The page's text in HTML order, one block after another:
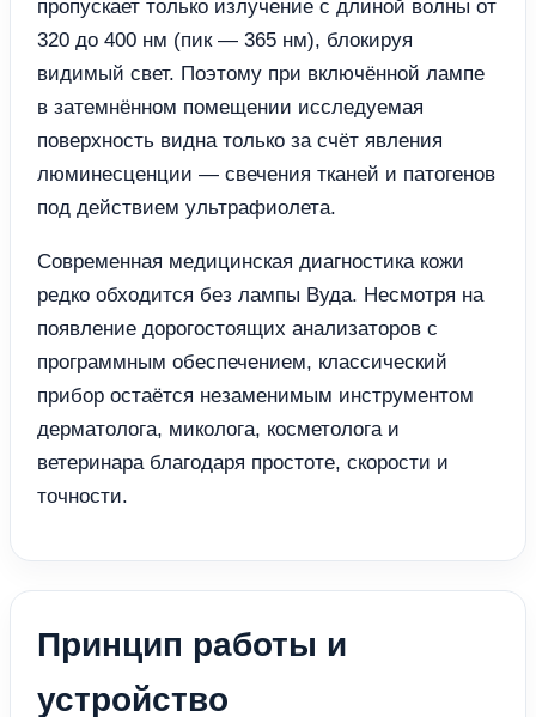
пропускает только излучение с длиной волны от
320 до 400 нм (пик — 365 нм), блокируя
видимый свет. Поэтому при включённой лампе
в затемнённом помещении исследуемая
поверхность видна только за счёт явления
люминесценции — свечения тканей и патогенов
под действием ультрафиолета.
Современная медицинская диагностика кожи
редко обходится без лампы Вуда. Несмотря на
появление дорогостоящих анализаторов с
программным обеспечением, классический
прибор остаётся незаменимым инструментом
дерматолога, миколога, косметолога и
ветеринара благодаря простоте, скорости и
точности.
Принцип работы и
устройство